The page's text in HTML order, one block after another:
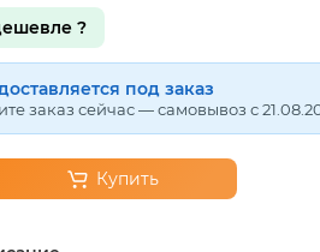
?
под заказ
заказ сейчас — самовывоз с
Купить